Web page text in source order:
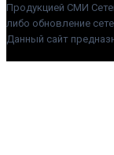
Продукцией СМИ
либо обновление
Данный сайт